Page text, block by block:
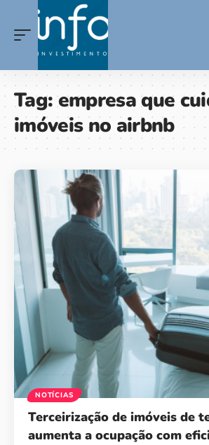
Tag:empresa que
imóveis no airbnb
NOTÍCIAS
Terceirização de imóveis de
aumenta a ocupação com